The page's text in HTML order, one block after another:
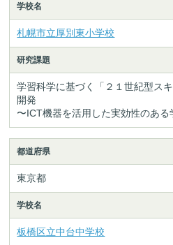
学校名
札幌市立厚別東小学校
研究課題
学習科学に基づく「２１世紀型ス
開発
〜ICT機器を活用した実効性のあ
都道府県
東京都
学校名
板橋区立中台中学校